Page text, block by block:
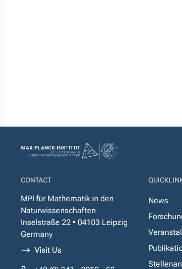
CONTACT
MPI für Mathematik in den
Naturwissenschaften
Inselstraße 22 • 04103 Leipzig
Germany
Visit Us
News